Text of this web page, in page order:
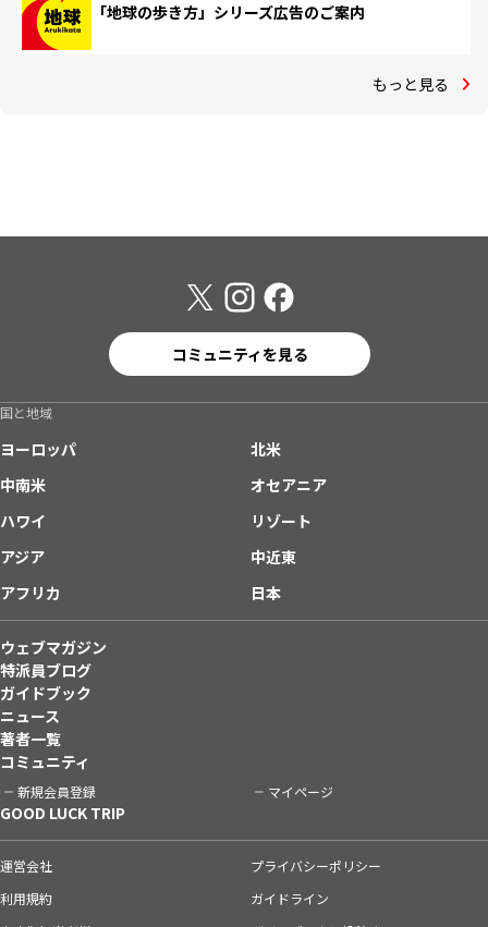
「地球の歩き方」シリーズ広告のご案内
もっと見る
コミュニティを見る
国と地域
ヨーロッパ
北米
中南米
オセアニア
ハワイ
リゾート
アジア
中近東
アフリカ
日本
ウェブマガジン
特派員ブログ
ガイドブック
ニュース
著者一覧
コミュニティ
新規会員登録 マイページ
GOOD LUCK TRIP
運営会社
プライバシーポリシー
利用規約
ガイドライン